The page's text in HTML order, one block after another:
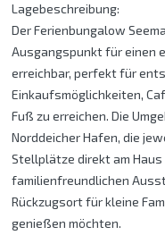
Lagebeschreibung:
Der Ferienbungalow
Ausgangspunkt für einen
erreichbar, perfekt für
Einkaufsmöglichkeiten,
Fuß zu erreichen. Die
Norddeicher Hafen, die
Stellplätze direkt am
familienfreundlichen
Rückzugsort für kleine
genießen möchten.